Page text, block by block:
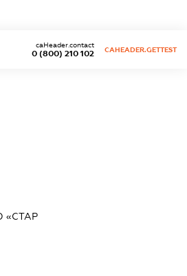
0 (800) 210 102
caHeader.contact
CAHEADER.GETTEST
«СТАР